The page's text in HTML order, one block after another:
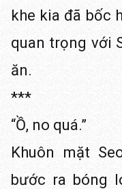
khe kia đã bốc
quan trọng với
ăn.
***
“Ồ, no quá.”
Khuôn mặt
bước ra bóng